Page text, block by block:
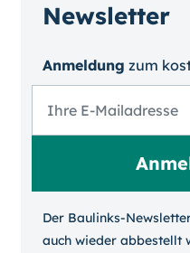
Newsletter
Anmeldung zum
Der Baulinks-
auch wieder ab­bestellt